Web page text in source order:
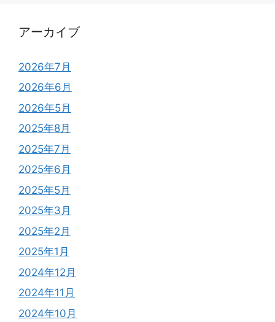
アーカイブ
2026年7月
2026年6月
2026年5月
2025年8月
2025年7月
2025年6月
2025年5月
2025年3月
2025年2月
2025年1月
2024年12月
2024年11月
2024年10月